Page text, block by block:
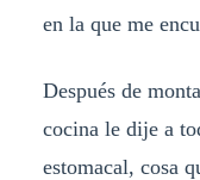
en la que me
Después de
cocina le dije a
estomacal, cosa